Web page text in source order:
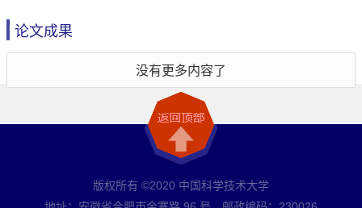
论文成果
没有更多内容了
版权所有 ©2020 中国科学技术大学